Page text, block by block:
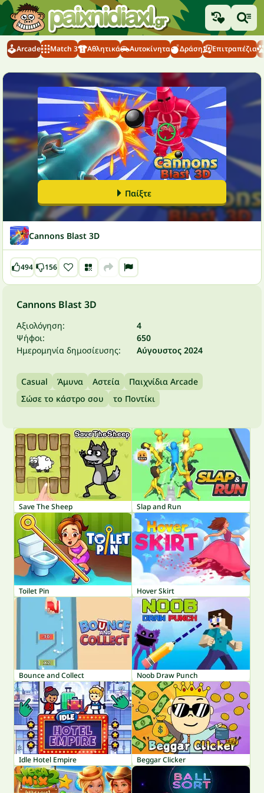
Arcade Match 3 Αθλητικά Αυτοκίνητα Δράση Επιτραπέζια
Παίξτε
Cannons Blast 3D
494 156
Cannons Blast 3D
Αξιολόγηση:
4
Ψήφοι:
650
Ημερομηνία δημοσίευσης:
Αύγουστος 2024
Casual Άμυνα Αστεία
Παιχνίδια Arcade
Σώσε το κάστρο σου
το Ποντίκι
Save The Sheep Slap and Run
Toilet Pin Hover Skirt
Bounce and Collect Noob Draw Punch
Idle Hotel Empire Beggar Clicker